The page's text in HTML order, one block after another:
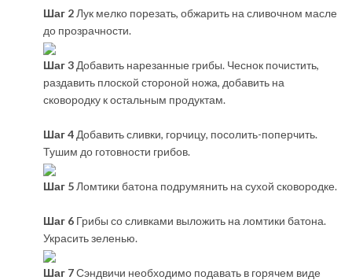
Шаг 2 Лук мелко порезать, обжарить на сливочном масле
до прозрачности.
Шаг 3 Добавить нарезанные грибы. Чеснок почистить,
раздавить плоской стороной ножа, добавить на
сковородку к остальным продуктам.
Шаг 4 Добавить сливки, горчицу, посолить-поперчить.
Тушим до готовности грибов.
Шаг 5 Ломтики батона подрумянить на сухой сковородке.
Шаг 6 Грибы со сливками выложить на ломтики батона.
Украсить зеленью.
Шаг 7Сэндвичи необходимо подавать в горячем виде